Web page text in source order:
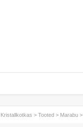
Kristallkotkas > Tooted > Marabu >